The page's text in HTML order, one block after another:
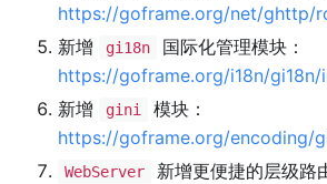
https://goframe.org/net/ghttp/
新增
gi18n
国际化管理模块：
https://goframe.org/i18n/gi18n/
新增
gini
模块：
https://goframe.org/encoding/
WebServer
新增更便捷的层级路